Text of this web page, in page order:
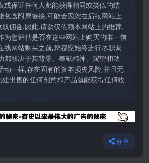
或保证任何人都能获得相同或类似的结
包含附属链接,可能会因您在后续网站上
取佣金.因此,请勿仅依赖本网站上的推荐.
为您评估是否在这些网站上购买的唯一信
线网站购买之前,您都应始终进行尽职调
都取决于其背景、奉献精神、渴望和动
动一样,存在固有的资本损失风险,并且无
出售的任何创意和产品就能获得任何收
分享